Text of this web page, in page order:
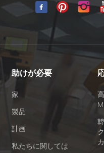
助けが必要
家
製品
計画
私たちに関しては